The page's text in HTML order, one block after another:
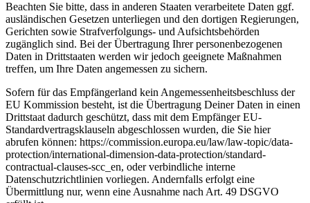
Beachten Sie bitte, dass in anderen Staaten verarbeitete Daten ggf.
ausländischen Gesetzen unterliegen und den dortigen Regierungen,
Gerichten sowie Strafverfolgungs- und Aufsichtsbehörden
zugänglich sind. Bei der Übertragung Ihrer personenbezogenen
Daten in Drittstaaten werden wir jedoch geeignete Maßnahmen
treffen, um Ihre Daten angemessen zu sichern.
Sofern für das Empfängerland kein Angemessenheitsbeschluss der
EU Kommission besteht, ist die Übertragung Deiner Daten in einen
Drittstaat dadurch geschützt, dass mit dem Empfänger EU-
Standardvertragsklauseln abgeschlossen wurden, die Sie hier
abrufen können: https://commission.europa.eu/law/law-topic/data-
protection/international-dimension-data-protection/standard-
contractual-clauses-scc_en, oder verbindliche interne
Datenschutzrichtlinien vorliegen. Andernfalls erfolgt eine
Übermittlung nur, wenn eine Ausnahme nach Art. 49 DSGVO